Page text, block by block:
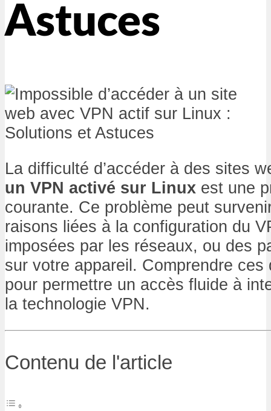
Astuces
La difficulté d’accéder à des sites
un VPN activé sur Linux est une
courante. Ce problème peut
raisons liées à la configuration du
imposées par les réseaux, ou des
sur votre appareil. Comprendre
pour permettre un accès fluide à
la technologie VPN.
Contenu de l'article